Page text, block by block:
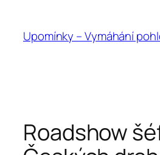
obsahUpomínky – Vymáhání
Roadshow